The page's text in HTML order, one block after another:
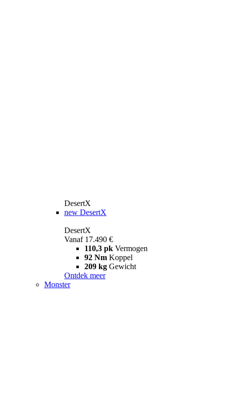
DesertX
new DesertX
DesertX
Vanaf 17.490 €
110,3 pk Vermogen
92 Nm Koppel
209 kg Gewicht
Ontdek meer
Monster